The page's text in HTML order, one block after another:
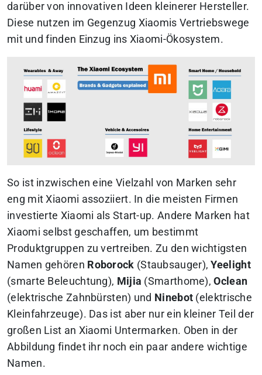
darüber von innovativen Ideen kleinerer Hersteller.
Diese nutzen im Gegenzug Xiaomis Vertriebswege
mit und finden Einzug ins Xiaomi-Ökosystem.
So ist inzwischen eine Vielzahl von Marken sehr
eng mit Xiaomi assoziiert. In die meisten Firmen
investierte Xiaomi als Start-up. Andere Marken hat
Xiaomi selbst geschaffen, um bestimmt
Produktgruppen zu vertreiben. Zu den wichtigsten
Namen gehören Roborock (Staubsauger),Yeelight
(smarte Beleuchtung), Mijia (Smarthome),Oclean
(elektrische Zahnbürsten) und Ninebot (elektrische
Kleinfahrzeuge). Das ist aber nur ein kleiner Teil der
großen List an Xiaomi Untermarken. Oben in der
Abbildung findet ihr noch ein paar andere wichtige
Namen.